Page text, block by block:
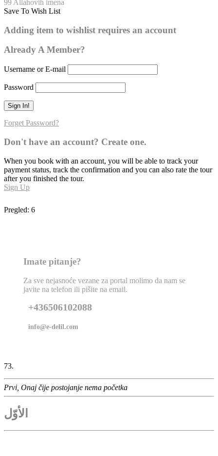
El-Evvel
0
99 Allahovih imena
Save To Wish List
Adding item to wishlist requires an account
Already A Member?
Username or E-mail
Password
Forget Password?
Don't have an account? Create one.
When you book with an account, you will be able to track your
payment status, track the confirmation and you can also rate the tour
after you finished the tour.
Sign Up
Pregled: 6
Imate pitanje?
Za sve nejasnoće vezane za portal molimo da nam se
javite na telefon ili pišite na email.
+436506102088
info@e-delil.com
73.
Prvi, Onaj čije postojanje nema početka
الأوّل